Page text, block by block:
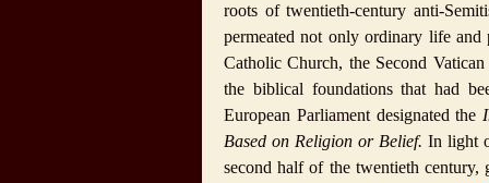
roots of twentieth-century anti-
permeated not only ordinary life
Catholic Church, the Second
the biblical foundations that had
European Parliament designated the
Based on Religion or Belief.In light
second half of the twentieth century,